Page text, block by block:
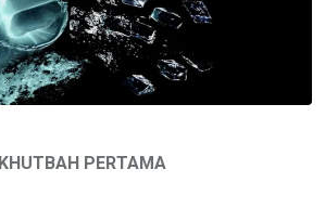
KHUTBAH PERTAMA